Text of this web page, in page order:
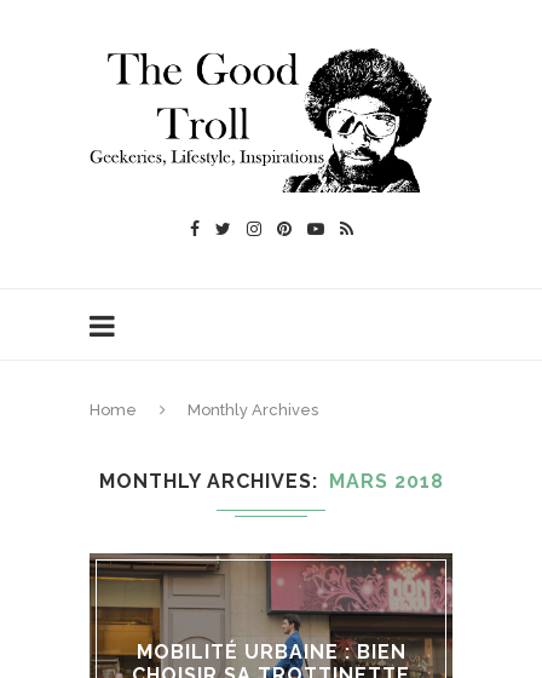
Home Monthly Archives
MONTHLY ARCHIVES MARS 2018
MOBILITÉ URBAINE : BIEN